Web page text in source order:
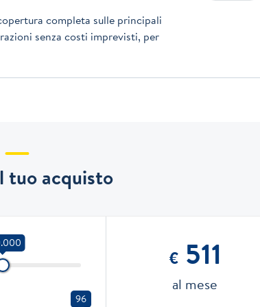
completa sulle principali
senza costi imprevisti, per
tuo acquisto
96
€511
al mese